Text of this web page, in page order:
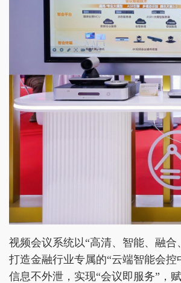
视频会议系统以“高清、智能、融合
打造金融行业专属的“云端智能会控
信息不外泄，实现“会议即服务”，